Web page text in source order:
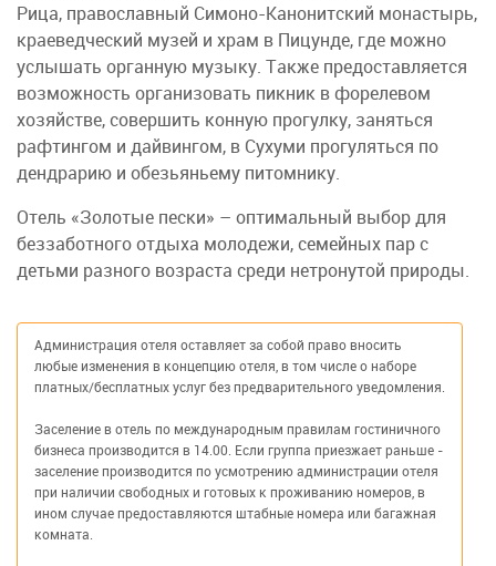
Рица, православный Симоно-Канонитский монастырь,
краеведческий музей и храм в Пицунде, где можно
услышать органную музыку. Также предоставляется
возможность организовать пикник в форелевом
хозяйстве, совершить конную прогулку, заняться
рафтингом и дайвингом, в Сухуми прогуляться по
дендрарию и обезьяньему питомнику.
Отель «Золотые пески» – оптимальный выбор для
беззаботного отдыха молодежи, семейных пар с
детьми разного возраста среди нетронутой природы.
Администрация отеля оставляет за собой право вносить
любые изменения в концепцию отеля, в том числе о наборе
платных/бесплатных услуг без предварительного уведомления.
Заселение в отель по международным правилам гостиничного
бизнеса производится в 14.00. Если группа приезжает раньше -
заселение производится по усмотрению администрации отеля
при наличии свободных и готовых к проживанию номеров, в
ином случае предоставляются штабные номера или багажная
комната.